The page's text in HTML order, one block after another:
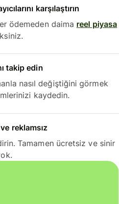
karşılaştırın
ödemeden daima reel piyasa
takip edin
nasıl değiştiğini görmek
kaydedin.
reklamsız
Tamamen ücretsiz ve sinir